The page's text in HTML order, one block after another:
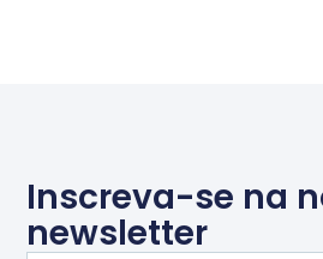
Inscreva-se na
newsletter